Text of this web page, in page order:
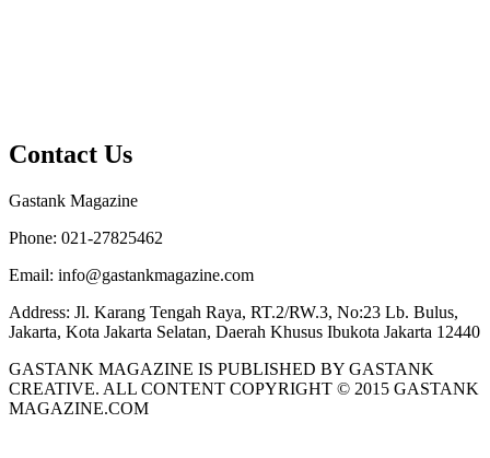
Contact Us
Gastank Magazine
Phone: 021-27825462
Email: info@gastankmagazine.com
Address: Jl. Karang Tengah Raya, RT.2/RW.3, No:23 Lb. Bulus,
Jakarta, Kota Jakarta Selatan, Daerah Khusus Ibukota Jakarta 12440
GASTANK MAGAZINE IS PUBLISHED BY GASTANK
CREATIVE. ALL CONTENT COPYRIGHT © 2015 GASTANK
MAGAZINE.COM